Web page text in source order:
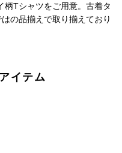
柄Tシャツをご用意。古着タ
の品揃えで取り揃えており
イテム